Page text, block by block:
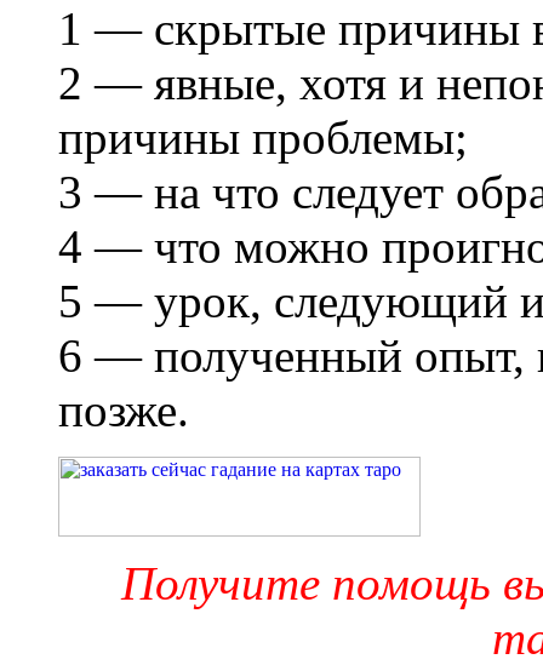
1 — скрытые причины
2 — явные, хотя и
причины проблемы;
3 — на что следует
4 — что можно
5 — урок, следующий
6 — полученный опыт,
позже.
Получите помощь